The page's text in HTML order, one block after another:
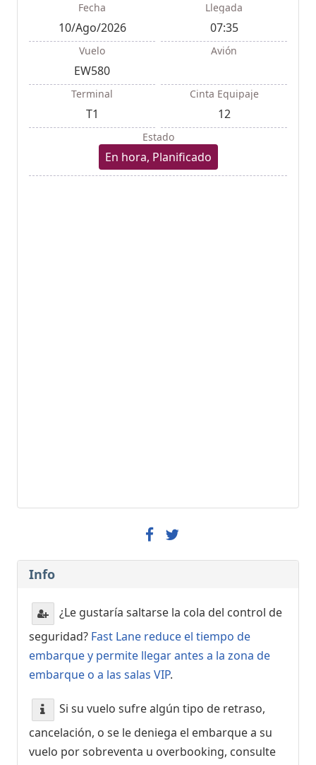
Fecha
10/Ago/2026
Llegada
07:35
Vuelo
EW580
Avión
Terminal
T1
Cinta Equipaje
12
Estado
En hora, Planificado
Info
¿Le gustaría saltarse la cola del control de
seguridad? Fast Lane reduce el tiempo de
embarque y permite llegar antes a la zona de
embarque o a las salas VIP.
Si su vuelo sufre algún tipo de retraso,
cancelación, o se le deniega el embarque a su
vuelo por sobreventa u overbooking, consulte